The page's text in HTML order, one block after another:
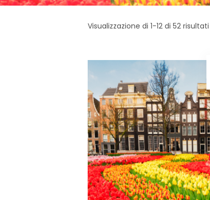
Visualizzazione di 1-12 di 52 risultati
LEGGI TUTTO